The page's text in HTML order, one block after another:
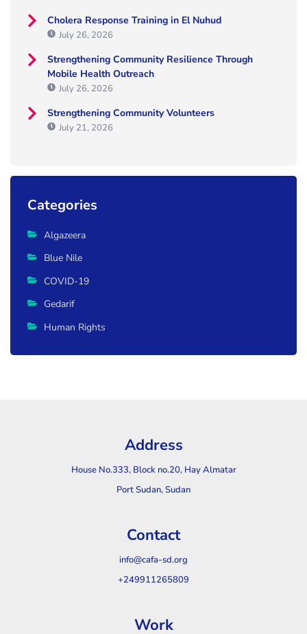
Cholera Response Training in El Nuhud
July 26, 2026
Strengthening Community Resilience Through
Mobile Health Outreach
July 26, 2026
Strengthening Community Volunteers
July 21, 2026
Categories
Algazeera
Blue Nile
COVID-19
Gedarif
Human Rights
Address
House No.333, Block no.20, Hay Almatar
Port Sudan, Sudan
Contact
info@cafa-sd.org
+249911265809
Work